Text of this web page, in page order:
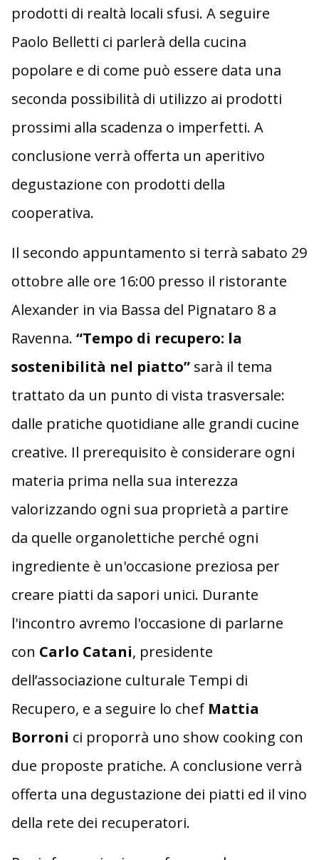
prodotti di realtà locali sfusi. A seguire
Paolo Belletti ci parlerà della cucina
popolare e di come può essere data una
seconda possibilità di utilizzo ai prodotti
prossimi alla scadenza o imperfetti. A
conclusione verrà offerta un aperitivo
degustazione con prodotti della
cooperativa.
Il secondo appuntamento si terrà sabato 29
ottobre alle ore 16:00 presso il ristorante
Alexander in via Bassa del Pignataro 8 a
Ravenna. “Tempo di recupero: la
sostenibilità nel piatto” sarà il tema
trattato da un punto di vista trasversale:
dalle pratiche quotidiane alle grandi cucine
creative. Il prerequisito è considerare ogni
materia prima nella sua interezza
valorizzando ogni sua proprietà a partire
da quelle organolettiche perché ogni
ingrediente è un'occasione preziosa per
creare piatti da sapori unici. Durante
l'incontro avremo l'occasione di parlarne
con Carlo Catani, presidente
dell’associazione culturale Tempi di
Recupero, e a seguire lo chef Mattia
Borroni ci proporrà uno show cooking con
due proposte pratiche. A conclusione verrà
offerta una degustazione dei piatti ed il vino
della rete dei recuperatori.